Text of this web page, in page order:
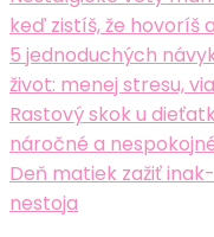
keď zistíš, že hovoríš
5 jednoduchých
život: menej stresu,
Rastový skok u
náročné a
Deň matiek zažiť
nestoja